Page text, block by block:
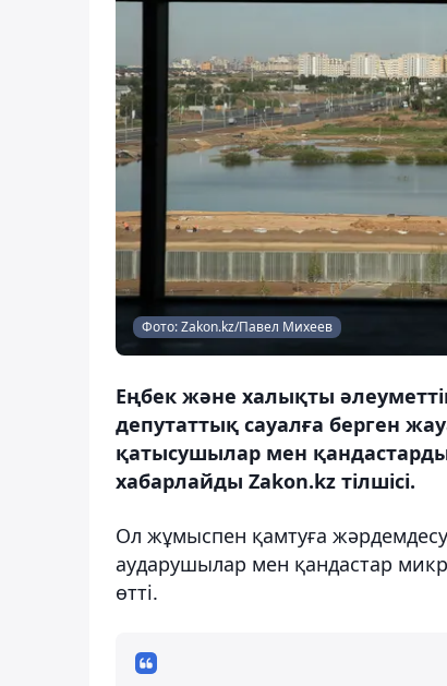
Фото: Zakon.kz/Павел Михеев
Еңбек және халықты
депутаттық сауалға берген
қатысушылар мен
хабарлайды Zakon.kz тілшісі.
Ол жұмыспен қамтуға
аударушылар мен қандастар
өтті.